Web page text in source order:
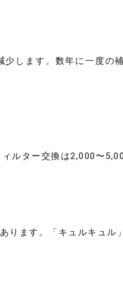
します。数年に一度の
ルター交換は2,000〜
ります。「キュルキュル